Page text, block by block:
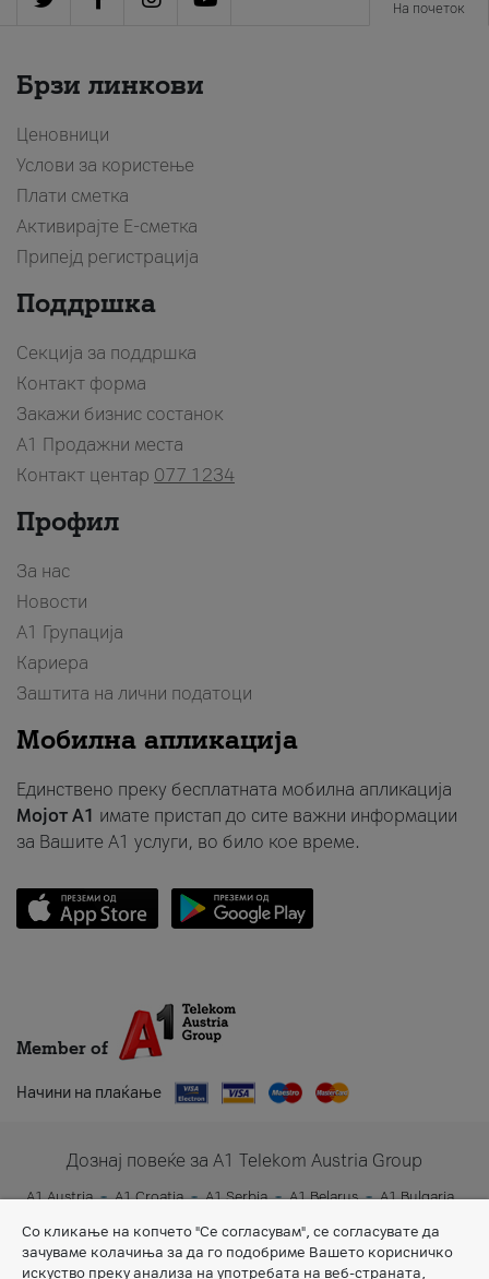
На почеток
Брзи линкови
Ценовници
Услови за користење
Плати сметка
Активирајте Е-сметка
Припејд регистрација
Поддршка
Секција за поддршка
Контакт форма
Закажи бизнис состанок
A1 Продажни места
Контакт центар 077 1234
Профил
За нас
Новости
А1 Групација
Кариера
Заштита на лични податоци
Мобилна апликација
Единствено преку бесплатната мобилна апликација
Мојот A1 имате пристап до сите важни информации
за Вашите A1 услуги, во било кое време.
Member of
Начини на плаќање
Дознај повеќе за A1 Telekom Austria Group
A1 Austria A1 Croatia A1 Serbia A1 Belarus
A1 Bulgaria
Со кликање на копчето "Се согласувам", се согласувате да
зачуваме колачиња за да го подобриме Вашето корисничко
искуство преку анализа на употребата на веб-страната,